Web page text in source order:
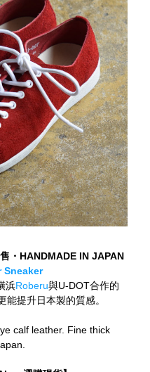
・HANDMADE IN JAPAN
Sneaker
浜Roberu與U-DOT合作的
能提升日本製的質感。
calf leather. Fine thick